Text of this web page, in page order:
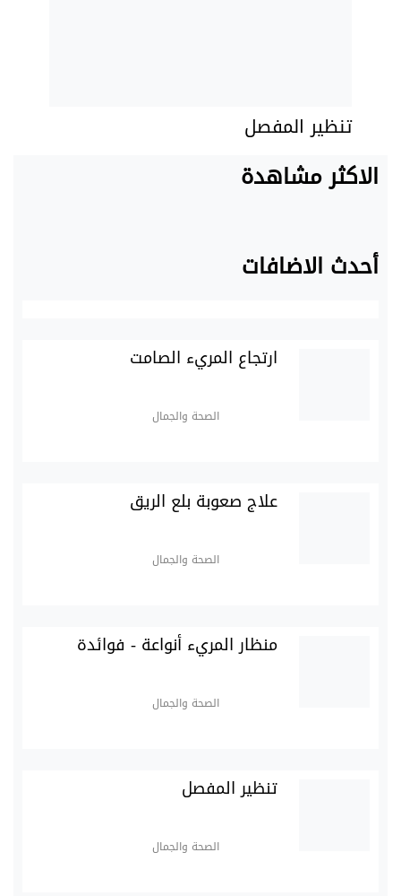
تنظير المفصل
الاكثر مشاهدة
أحدث الاضافات
ارتجاع المريء الصامت
الصحة والجمال
علاج صعوبة بلع الريق
الصحة والجمال
منظار المريء أنواعة - فوائدة
الصحة والجمال
تنظير المفصل
الصحة والجمال